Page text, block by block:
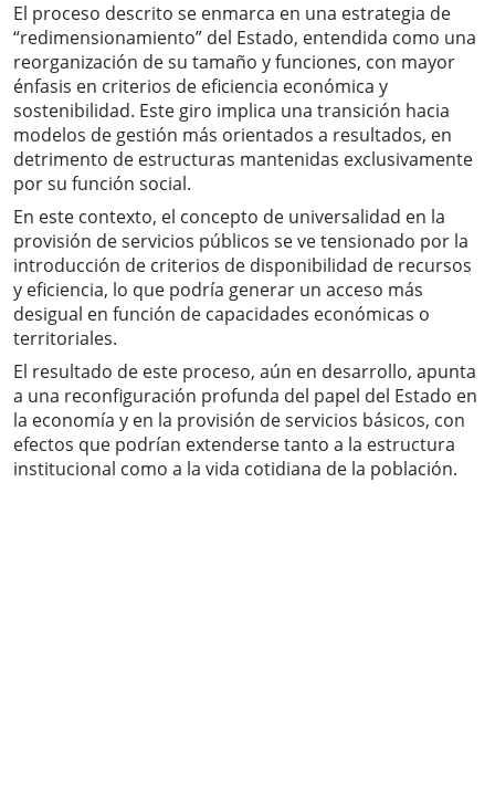
El proceso descrito se enmarca en una estrategia de
“redimensionamiento” del Estado, entendida como una
reorganización de su tamaño y funciones, con mayor
énfasis en criterios de eficiencia económica y
sostenibilidad. Este giro implica una transición hacia
modelos de gestión más orientados a resultados, en
detrimento de estructuras mantenidas exclusivamente
por su función social.
En este contexto, el concepto de universalidad en la
provisión de servicios públicos se ve tensionado por la
introducción de criterios de disponibilidad de recursos
y eficiencia, lo que podría generar un acceso más
desigual en función de capacidades económicas o
territoriales.
El resultado de este proceso, aún en desarrollo, apunta
a una reconfiguración profunda del papel del Estado en
la economía y en la provisión de servicios básicos, con
efectos que podrían extenderse tanto a la estructura
institucional como a la vida cotidiana de la población.